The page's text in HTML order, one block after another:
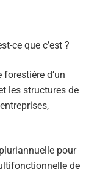
ce que c’est ?
d’un
les structures de
pour
de